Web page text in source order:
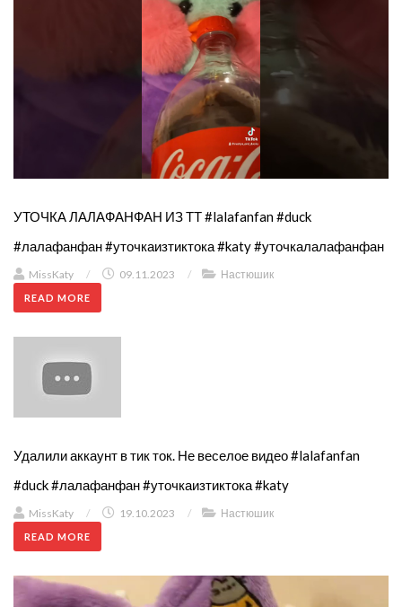
УТОЧКА ЛАЛАФАНФАН ИЗ ТТ #lalafanfan #duck
#лалафанфан #уточкаизтиктока #katy #уточкалалафанфан
MissKaty / 09.11.2023 / Настюшик
READ MORE
Удалили аккаунт в тик ток. Не веселое видео #lalafanfan
#duck #лалафанфан #уточкаизтиктока #katy
MissKaty / 19.10.2023 / Настюшик
READ MORE